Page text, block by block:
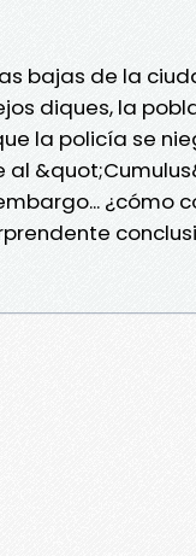
bajas de la
diques, la
la policía se
al
¿cómo